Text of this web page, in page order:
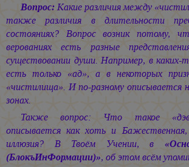
Вопрос:Какие различия между
также различия в длительности
состояниях? Вопрос возник потому,
верованиях есть разные
существовании души. Например, в
есть только «ад», а в некоторых
«чистилища». И по-разному описывается
зонах.
Также вопрос: Что такое
описывается как хоть и
иллюзия? В Твоём Учении, в
(БлокъИнФормации)», об этом всём